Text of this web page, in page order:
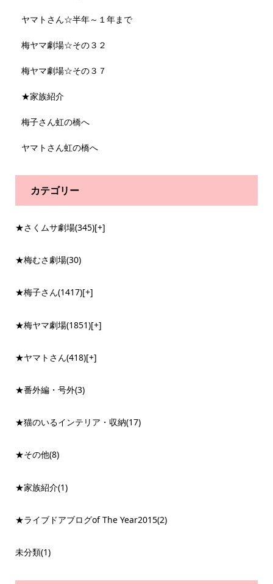
ヤマトさん☆半年～１年まで
梅ヤマ劇場☆その３２
梅ヤマ劇場☆その３７
★家族紹介
梅子さん虹の橋へ
ヤマトさん虹の橋へ
カテゴリー
★さくムサ劇場(345)[+]
★梅むさ劇場(30)
★梅子さん(1417)[+]
★梅ヤマ劇場(1851)[+]
★ヤマトさん(418)[+]
★番外編・号外(3)
★猫のいるインテリア・収納(17)
★その他(8)
★家族紹介(1)
★ライブドアブログof The Year2015(2)
未分類(1)